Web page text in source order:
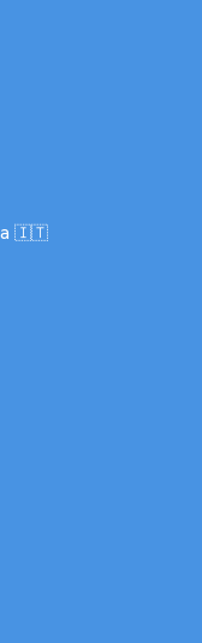
🇮🇹